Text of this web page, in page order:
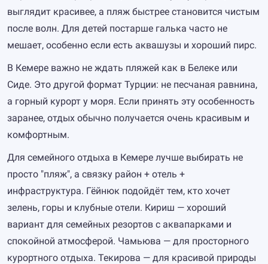
выглядит красивее, а пляж быстрее становится чистым
после волн. Для детей постарше галька часто не
мешает, особенно если есть аквашузы и хороший пирс.
В Кемере важно не ждать пляжей как в Белеке или
Сиде. Это другой формат Турции: не песчаная равнина,
а горный курорт у моря. Если принять эту особенность
заранее, отдых обычно получается очень красивым и
комфортным.
Для семейного отдыха в Кемере лучше выбирать не
просто "пляж", а связку район + отель +
инфраструктура. Гёйнюк подойдёт тем, кто хочет
зелень, горы и клубные отели. Кириш — хороший
вариант для семейных резортов с аквапарками и
спокойной атмосферой. Чамьюва — для просторного
курортного отдыха. Текирова — для красивой природы